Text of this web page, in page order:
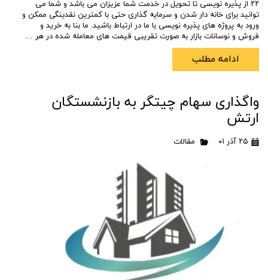
۲۲ از پذیره نویسی تا تحویل در خدمت شما عزیزان می باشد و شما می
توانید برای خانه دار شدن و سرمایه گذاری حتی با کمترین نقدینگی ممکن و
ورود به پروژه های پذیره نویسی با ما در ارتباط باشید. ما بنا به خرید و
فروش و نوسانات بازار به صورت تقریبی قیمت های معامله شده در هر …
ادامه مطلب
واگذاری سهام چیتگر به بازنشستگان
ارتش
۲۵ آذر ۰۱ مقالات